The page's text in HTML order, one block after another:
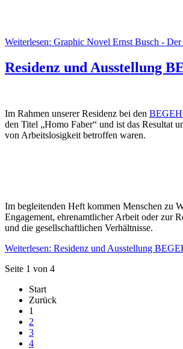
Weiterlesen: Graphic Novel Ernst Busch - Der
Residenz und Ausstellung
Im Rahmen unserer Residenz bei den
den Titel „Homo Faber“ und ist das Resultat
von Arbeitslosigkeit betroffen waren.
Im begleitenden Heft kommen Menschen zu
Engagement, ehrenamtlicher Arbeit oder zur
und die gesellschaftlichen Verhältnisse.
Weiterlesen: Residenz und Ausstellung
Seite 1 von 4
Start
Zurück
1
2
3
4